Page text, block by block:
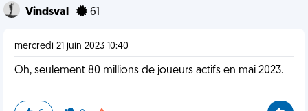
Vindsval 61
mercredi 21 juin 2023 10:40
Oh, seulement 80 millions de joueurs actifs en mai 2023.